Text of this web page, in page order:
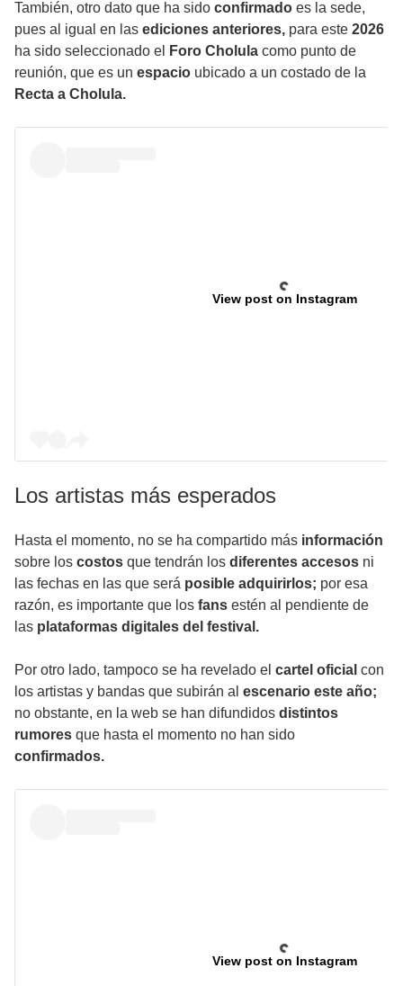
También, otro dato que ha sido confirmado es la sede,
pues al igual en las ediciones anteriores, para este 2026
ha sido seleccionado el
Foro Cholula como punto de
reunión, que es un espacio ubicado a un costado de la
Recta a Cholula.
View post on Instagram
Los artistas más esperados
Hasta el momento, no se ha compartido más información
sobre los costos que tendrán los diferentes accesos ni
las fechas en las que será posible adquirirlos; por esa
razón, es importante que los fans estén al pendiente de
las plataformas digitales del festival.
Por otro lado, tampoco se ha revelado el cartel oficial con
los artistas y bandas que subirán al escenario este año;
no obstante, en la web se han difundidos distintos
rumores que hasta el momento no han sido
confirmados.
View post on Instagram